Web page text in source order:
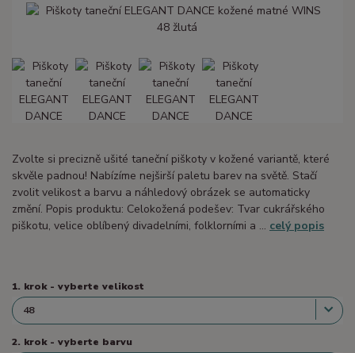
Zvolte si precizně ušité taneční piškoty v kožené variantě, které
skvěle padnou! Nabízíme nejširší paletu barev na světě. Stačí
zvolit velikost a barvu a náhledový obrázek se automaticky
změní. Popis produktu: Celokožená podešev: Tvar cukrářského
piškotu, velice oblíbený divadelními, folklorními a ... celý popis
1. krok - vyberte velikost
2. krok - vyberte barvu